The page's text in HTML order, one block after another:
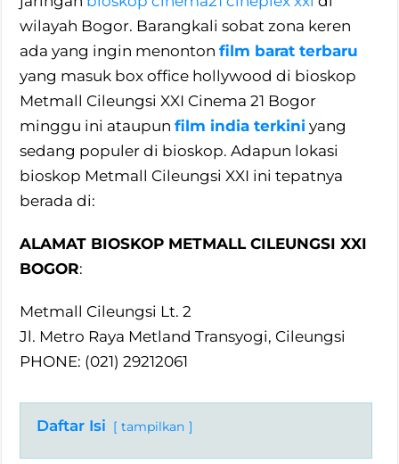
wilayah Bogor. Barangkali sobat zona keren
ada yang ingin menontonfilm barat terbaru
yang masuk box office hollywood di bioskop
Metmall Cileungsi XXI Cinema 21 Bogor
minggu ini ataupunfilm india terkini yang
sedang populer di bioskop. Adapun lokasi
bioskop Metmall Cileungsi XXI ini tepatnya
berada di:
ALAMAT BIOSKOP METMALL CILEUNGSI XXI
BOGOR:
Metmall Cileungsi Lt. 2
Jl. Metro Raya Metland Transyogi, Cileungsi
PHONE: (021) 29212061
Daftar Isi tampilkan